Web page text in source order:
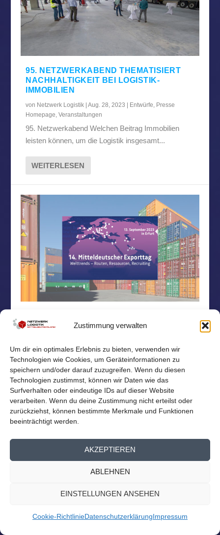
Zustimmung verwalten
Um dir ein optimales Erlebnis zu bieten, verwenden wir
Technologien wie Cookies, um Geräteinformationen zu
speichern und/oder darauf zuzugreifen. Wenn du diesen
Technologien zustimmst, können wir Daten wie das
Surfverhalten oder eindeutige IDs auf dieser Website
verarbeiten. Wenn du deine Zustimmung nicht erteilst oder
zurückziehst, können bestimmte Merkmale und Funktionen
beeinträchtigt werden.
AKZEPTIEREN
ABLEHNEN
EINSTELLUNGEN ANSEHEN
Cookie-RichtlinieDatenschutzerklärungImpressum
95. NETZWERKABEND THEMATISIERT
NACHHALTIGKEIT BEI LOGISTIK-
IMMOBILIEN
von Netzwerk Logistik |Aug. 28, 2023 Entwürfe, Presse
Homepage,Veranstaltungen
95. Netzwerkabend Welchen Beitrag Immobilien
leisten können, um die Logistik insgesamt...
WEITERLESEN
MITTELDEUTSCHEN EXPORTTAG
Homepage
Logistiknetzwerk beim Mitteldeutschen Exporttag Am
13. September findet der 14. Mitteldeutsche...
WEITERLESEN